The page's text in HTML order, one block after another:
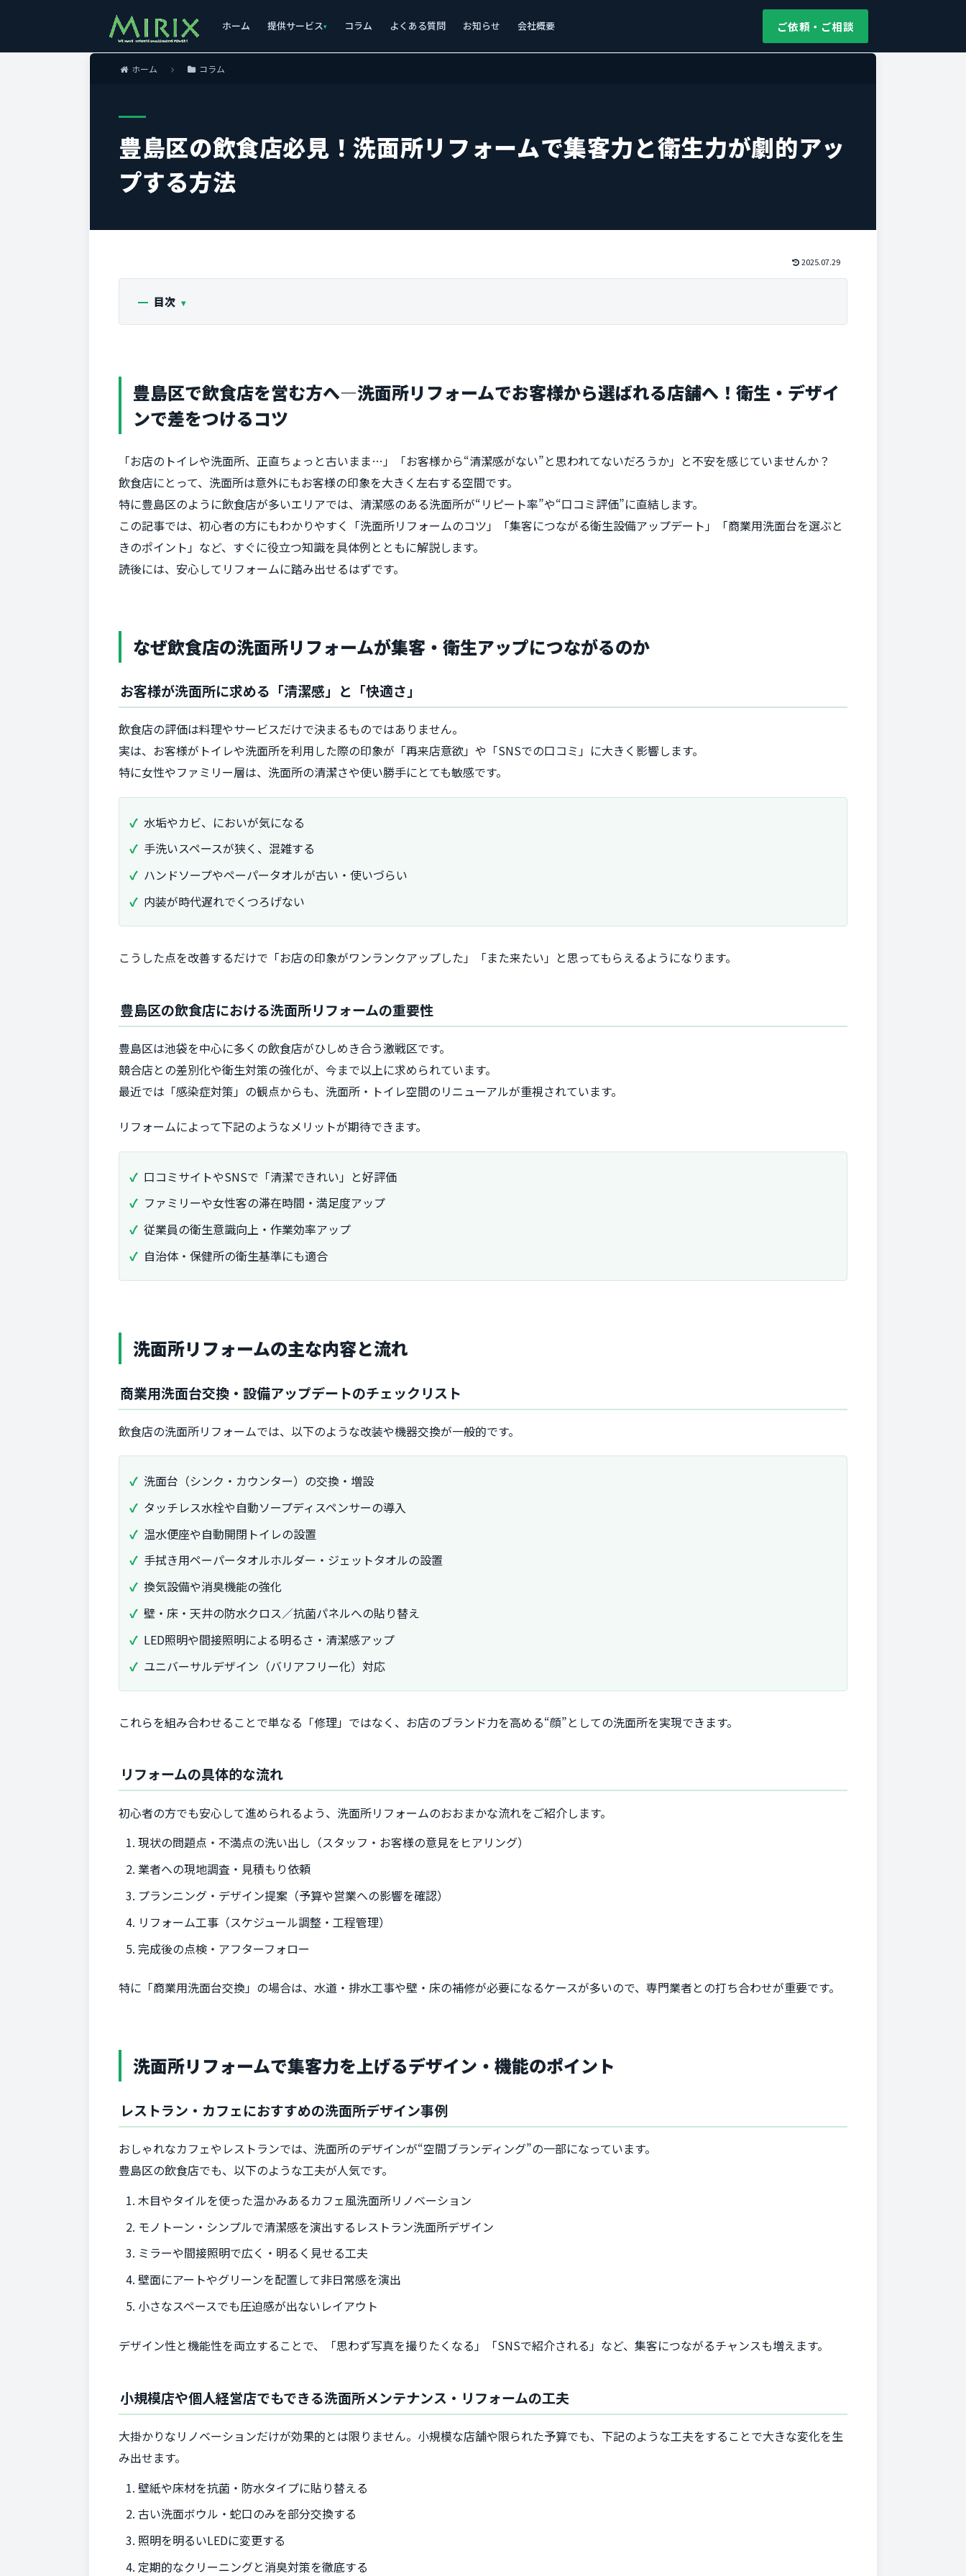
ご依頼・ご相談
ホーム 提供サービス コラム よくある質問 お知らせ 会社概要
ホーム コラム
豊島区の飲食店必見！洗面所リフォームで集客力と衛生力が劇的アッ
プする方法
2025.07.29
目次
豊島区で飲食店を営む方へ―洗面所リフォームでお客様から選ばれる店舗へ！衛生・デザイ
ンで差をつけるコツ
「お店のトイレや洗面所、正直ちょっと古いまま…」「お客様から“清潔感がない”と思われてないだろうか」と不安を感じていませんか？
飲食店にとって、洗面所は意外にもお客様の印象を大きく左右する空間です。
特に豊島区のように飲食店が多いエリアでは、清潔感のある洗面所が“リピート率”や“口コミ評価”に直結します。
この記事では、初心者の方にもわかりやすく「洗面所リフォームのコツ」「集客につながる衛生設備アップデート」「商業用洗面台を選ぶと
きのポイント」など、すぐに役立つ知識を具体例とともに解説します。
読後には、安心してリフォームに踏み出せるはずです。
なぜ飲食店の洗面所リフォームが集客・衛生アップにつながるのか
お客様が洗面所に求める「清潔感」と「快適さ」
飲食店の評価は料理やサービスだけで決まるものではありません。
実は、お客様がトイレや洗面所を利用した際の印象が「再来店意欲」や「SNSでの口コミ」に大きく影響します。
特に女性やファミリー層は、洗面所の清潔さや使い勝手にとても敏感です。
水垢やカビ、においが気になる
手洗いスペースが狭く、混雑する
ハンドソープやペーパータオルが古い・使いづらい
内装が時代遅れでくつろげない
こうした点を改善するだけで「お店の印象がワンランクアップした」「また来たい」と思ってもらえるようになります。
豊島区の飲食店における洗面所リフォームの重要性
豊島区は池袋を中心に多くの飲食店がひしめき合う激戦区です。
競合店との差別化や衛生対策の強化が、今まで以上に求められています。
最近では「感染症対策」の観点からも、洗面所・トイレ空間のリニューアルが重視されています。
リフォームによって下記のようなメリットが期待できます。
口コミサイトやSNSで「清潔できれい」と好評価
ファミリーや女性客の滞在時間・満足度アップ
従業員の衛生意識向上・作業効率アップ
自治体・保健所の衛生基準にも適合
洗面所リフォームの主な内容と流れ
商業用洗面台交換・設備アップデートのチェックリスト
飲食店の洗面所リフォームでは、以下のような改装や機器交換が一般的です。
洗面台（シンク・カウンター）の交換・増設
タッチレス水栓や自動ソープディスペンサーの導入
温水便座や自動開閉トイレの設置
手拭き用ペーパータオルホルダー・ジェットタオルの設置
換気設備や消臭機能の強化
壁・床・天井の防水クロス／抗菌パネルへの貼り替え
LED照明や間接照明による明るさ・清潔感アップ
ユニバーサルデザイン（バリアフリー化）対応
これらを組み合わせることで単なる「修理」ではなく、お店のブランド力を高める“顔”としての洗面所を実現できます。
リフォームの具体的な流れ
初心者の方でも安心して進められるよう、洗面所リフォームのおおまかな流れをご紹介します。
現状の問題点・不満点の洗い出し（スタッフ・お客様の意見をヒアリング）
業者への現地調査・見積もり依頼
プランニング・デザイン提案（予算や営業への影響を確認）
リフォーム工事（スケジュール調整・工程管理）
完成後の点検・アフターフォロー
特に「商業用洗面台交換」の場合は、水道・排水工事や壁・床の補修が必要になるケースが多いので、専門業者との打ち合わせが重要です。
洗面所リフォームで集客力を上げるデザイン・機能のポイント
レストラン・カフェにおすすめの洗面所デザイン事例
おしゃれなカフェやレストランでは、洗面所のデザインが“空間ブランディング”の一部になっています。
豊島区の飲食店でも、以下のような工夫が人気です。
木目やタイルを使った温かみあるカフェ風洗面所リノベーション
モノトーン・シンプルで清潔感を演出するレストラン洗面所デザイン
ミラーや間接照明で広く・明るく見せる工夫
壁面にアートやグリーンを配置して非日常感を演出
小さなスペースでも圧迫感が出ないレイアウト
デザイン性と機能性を両立することで、「思わず写真を撮りたくなる」「SNSで紹介される」など、集客につながるチャンスも増えます。
小規模店や個人経営店でもできる洗面所メンテナンス・リフォームの工夫
大掛かりなリノベーションだけが効果的とは限りません。小規模な店舗や限られた予算でも、下記のような工夫をすることで大きな変化を生
み出せます。
壁紙や床材を抗菌・防水タイプに貼り替える
古い洗面ボウル・蛇口のみを部分交換する
照明を明るいLEDに変更する
定期的なクリーニングと消臭対策を徹底する